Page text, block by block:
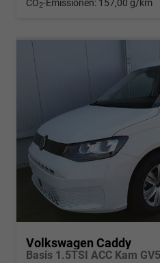
CO2-Emissionen: 157,00 g/km
Volkswagen Caddy
Basis 1.5TSI ACC Kam